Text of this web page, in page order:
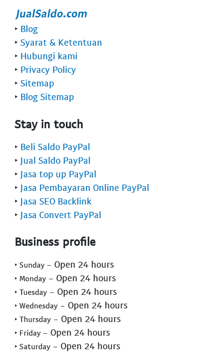
‣ Blog
‣ Syarat & Ketentuan
‣ Hubungi kami
‣ Privacy Policy
‣ Sitemap
‣ Blog Sitemap
Stay in touch
‣ Beli Saldo PayPal
‣ Jual Saldo PayPal
‣ Jasa top up PayPal
‣ Jasa Pembayaran Online PayPal
‣ Jasa SEO Backlink
‣ Jasa Convert PayPal
Business profile
‣ Sunday - Open 24 hours
‣ Monday - Open 24 hours
‣ Tuesday - Open 24 hours
‣ Wednesday - Open 24 hours
‣ Thursday - Open 24 hours
‣ Friday - Open 24 hours
‣ Saturday - Open 24 hours